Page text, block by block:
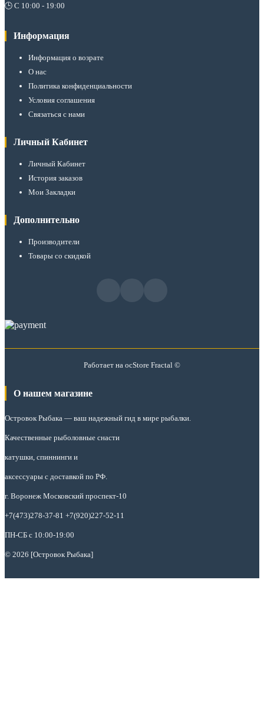
🕒 С 10:00 - 19:00
Информация
Информация о возрате
О нас
Политика конфиденциальности
Условия соглашения
Связаться с нами
Личный Кабинет
Личный Кабинет
История заказов
Мои Закладки
Дополнительно
Производители
Товары со скидкой
Работает на ocStore Fractal ©
О нашем магазине
Островок Рыбака — ваш надежный гид в мире рыбалки.
Качественные рыболовные снасти
катушки, спиннинги и
аксессуары с доставкой по РФ.
г. Воронеж Московский проспект-10
+7(473)278-37-81 +7(920)227-52-11
ПН-СБ с 10:00-19:00
© 2026 [Островок Рыбака]